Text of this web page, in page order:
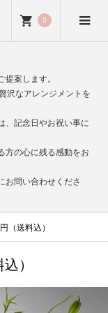
0
案します。
沢なアレンジメントを
、記念日やお祝い事に
方の心に残る感動をお
お問い合わせくださ
（送料込）
）